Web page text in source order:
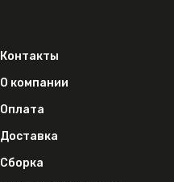
Контакты
О компании
Оплата
Доставка
Сборка